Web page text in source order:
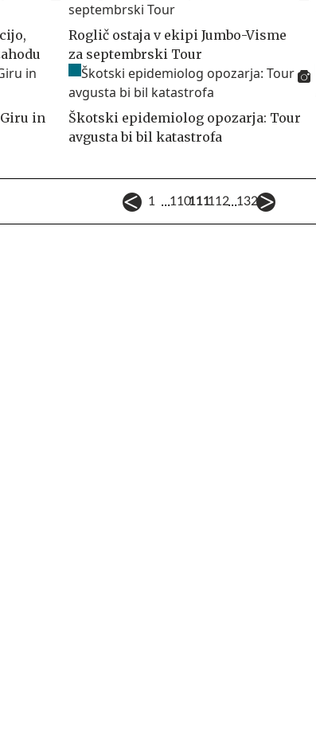
Roglič ostaja v ekipi Jumbo-Visme
za septembrski Tour
in
Škotski epidemiolog opozarja: Tour
avgusta bi bil katastrofa
1 ...110111112...132